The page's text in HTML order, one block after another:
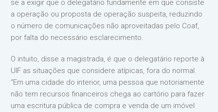
se a exigir que o delegatário fundamente em que consiste
a operação ou proposta de operação suspeita, reduzindo
o número de comunicações não aproveitadas pelo Coaf,
por falta do necessário esclarecimento.
O intuito, disse a magistrada, é que o delegatário reporte à
UIF as situações que considere atípicas, fora do normal.
“Em uma cidade do interior, uma pessoa que notoriamente
não tem recursos financeiros chega ao cartório para fazer
uma escritura pública de compra e venda de um imóvel